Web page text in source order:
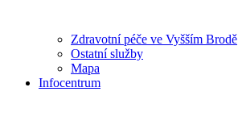
Zdravotní péče ve Vyšším Brodě
Ostatní služby
Mapa
Infocentrum